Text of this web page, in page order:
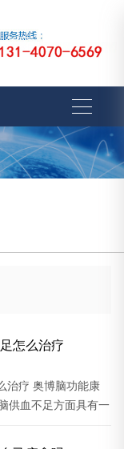
怎么治疗
治疗 奥博脑功能康
供血不足方面具有一